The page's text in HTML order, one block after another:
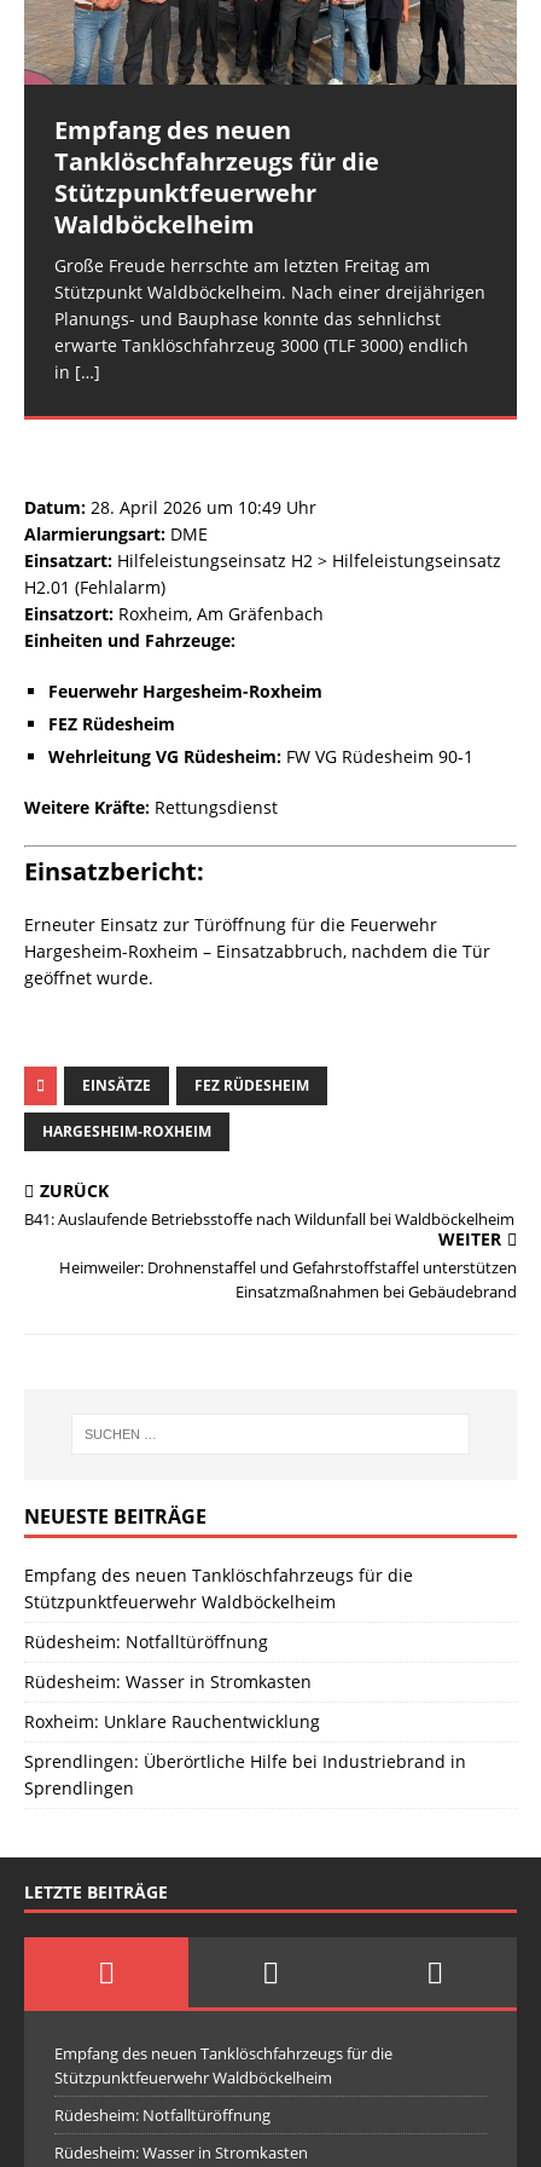
Empfang des neuen
Tanklöschfahrzeugs für die
Stützpunktfeuerwehr
Waldböckelheim
Große Freude herrschte am letzten Freitag am
Stützpunkt Waldböckelheim. Nach einer dreijährigen
Planungs- und Bauphase konnte das sehnlichst
erwarte Tanklöschfahrzeug 3000 (TLF 3000) endlich
in […]
Rüdesheim: Notfalltüröffnung
Datum: 5. August 2026 um
08:41 UhrAlarmierungsart: DME,
GroupAlarmEinsatzart: Hilfeleistungseinsatz H2 >
NahestraßeEinsatzleiter: Wehrleiter VG
RüdesheimEinheiten und Fahrzeuge: Einsatzgruppe
DLZ: Einsatzgruppe DLZ mit[…]
Gruppenführer Rüdesheim 45Einheiten und
Fahrzeuge: Feuerwehr Rüdesheim: FW […]
Brandeinsatz B1.05 (Fehlalarm)Einsatzort: Roxheim,
Gemarkung Ri. St. KatharinenEinsatzleiter:
Wehrleiter-Stellvertreter 2 VG RüdesheimEinheiten
und Fahrzeuge:[…]
Sprendlingen, Gau-Bickelheimer StraßeEinsatzleiter:
BKI Landkreis Mainz-BingenEinheiten und
Fahrzeuge: Feuerwehr Hargesheim-Roxheim: FW
Hargesheim-Roxheim LF 20 KatS[…]
Datum: 28. April 2026 um 10:49 Uhr
Alarmierungsart: DME
Einsatzart: Hilfeleistungseinsatz H2 > Hilfeleistungseinsatz
H2.01 (Fehlalarm)
Einsatzort: Roxheim, Am Gräfenbach
Einheiten und Fahrzeuge:
Feuerwehr Hargesheim-Roxheim
FEZ Rüdesheim
Wehrleitung VG Rüdesheim: FW VG Rüdesheim 90-1
Weitere Kräfte: Rettungsdienst
Einsatzbericht:
Erneuter Einsatz zur Türöffnung für die Feuerwehr
Hargesheim-Roxheim – Einsatzabbruch, nachdem die Tür
geöffnet wurde.
EINSÄTZE FEZ RÜDESHEIM
HARGESHEIM-ROXHEIM
ZURÜCK
B41: Auslaufende Betriebsstoffe nach Wildunfall bei Waldböckelheim
WEITER
Heimweiler: Drohnenstaffel und Gefahrstoffstaffel unterstützen
Einsatzmaßnahmen bei Gebäudebrand
NEUESTE BEITRÄGE
Empfang des neuen Tanklöschfahrzeugs für die
Stützpunktfeuerwehr Waldböckelheim
Rüdesheim: Notfalltüröffnung
Rüdesheim: Wasser in Stromkasten
Roxheim: Unklare Rauchentwicklung
Sprendlingen: Überörtliche Hilfe bei Industriebrand in
Sprendlingen
LETZTE BEITRÄGE
Empfang des neuen Tanklöschfahrzeugs für die
Stützpunktfeuerwehr Waldböckelheim
Rüdesheim: Notfalltüröffnung
Rüdesheim: Wasser in Stromkasten